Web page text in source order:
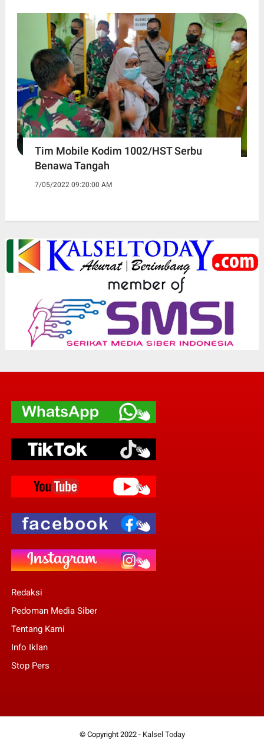
Tim Mobile Kodim 1002/HST Serbu
Benawa Tangah
7/05/2022 09:20:00 AM
Redaksi
Pedoman Media Siber
Tentang Kami
Info Iklan
Stop Pers
© Copyright 2022 - Kalsel Today